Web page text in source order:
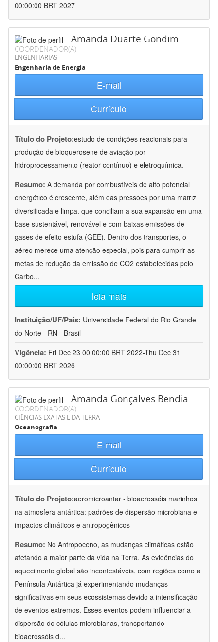
00:00:00 BRT 2027
Amanda Duarte Gondim
COORDENADOR(A)
ENGENHARIAS
Engenharia de Energia
E-mail
Currículo
Título do Projeto:estudo de condições reacionais para
produção de bioquerosene de aviação por
hidroprocessamento (reator contínuo) e eletroquímica.
Resumo: A demanda por combustíveis de alto potencial
energético é crescente, além das pressões por uma matriz
diversificada e limpa, que conciliam a sua expansão em uma
base sustentável, renovável e com baixas emissões de
gases de efeito estufa (GEE). Dentro dos transportes, o
aéreo merece uma atenção especial, pois para cumprir as
metas de redução da emissão de CO2 estabelecidas pelo
Carbo...
leia mais
Instituição/UF/País: Universidade Federal do Rio Grande
do Norte - RN - Brasil
Vigência: Fri Dec 23 00:00:00 BRT 2022-Thu Dec 31
00:00:00 BRT 2026
Amanda Gonçalves Bendia
COORDENADOR(A)
CIÊNCIAS EXATAS E DA TERRA
Oceanografia
E-mail
Currículo
Título do Projeto:aeromicroantar - bioaerossóis marinhos
na atmosfera antártica: padrões de dispersão microbiana e
impactos climáticos e antropogênicos
Resumo: No Antropoceno, as mudanças climáticas estão
afetando a maior parte da vida na Terra. As evidências do
aquecimento global são incontestáveis, com regiões como a
Península Antártica já experimentando mudanças
significativas em seus ecossistemas devido a intensificação
de eventos extremos. Esses eventos podem influenciar a
dispersão de células microbianas, transportando
bioaerossóis d...